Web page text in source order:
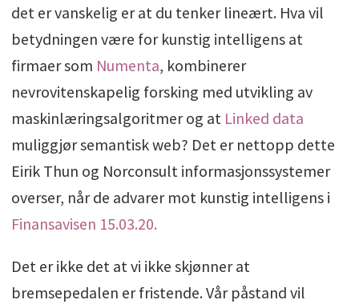
det er vanskelig er at du tenker lineært. Hva vil
betydningen være for kunstig intelligens at
firmaer som Numenta, kombinerer
nevrovitenskapelig forsking med utvikling av
maskinlæringsalgoritmer og at Linked data
muliggjør semantisk web? Det er nettopp dette
Eirik Thun og Norconsult informasjonssystemer
overser, når de advarer mot kunstig intelligens i
Finansavisen 15.03.20.
Det er ikke det at vi ikke skjønner at
bremsepedalen er fristende. Vår påstand vil